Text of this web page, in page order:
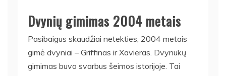
Dvynių gimimas 2004 metais
Pasibaigus skaudžiai netekties, 2004 metais
gimė dvyniai – Griffinas ir Xavieras. Dvynukų
gimimas buvo svarbus šeimos istorijoje. Tai